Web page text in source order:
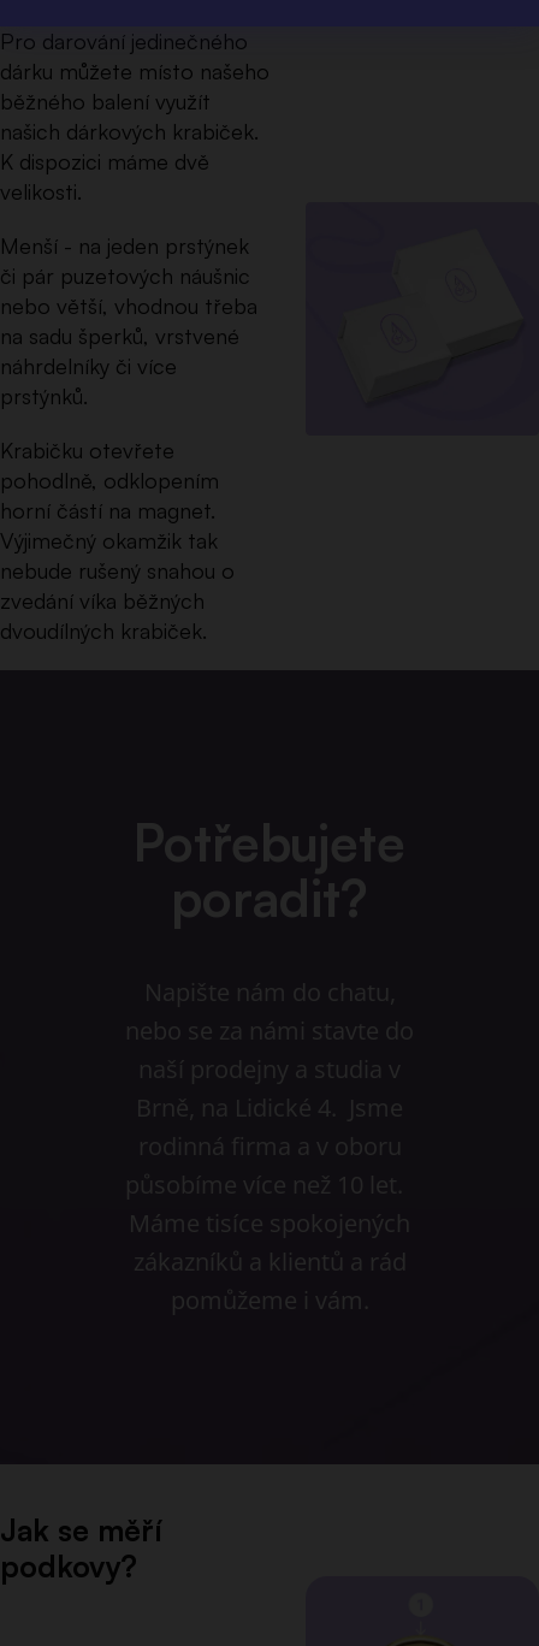
Pro darování jedinečného
dárku můžete místo našeho
běžného balení využít
našich dárkových krabiček.
K dispozici máme dvě
velikosti.
Menší - na jeden prstýnek
či pár puzetových náušnic
nebo větší, vhodnou třeba
na sadu šperků, vrstvené
náhrdelníky či více
prstýnků.
Krabičku otevřete
pohodlně, odklopením
horní částí na magnet.
Výjimečný okamžik tak
nebude rušený snahou o
zvedání víka běžných
dvoudílných krabiček.
Potřebujete
poradit?
Napište nám do chatu,
nebo se za námi stavte do
naší prodejny a studia v
Brně, na Lidické 4. Jsme
rodinná firma a v oboru
působíme více než 10 let.
Máme tisíce spokojených
zákazníků a klientů a rád
pomůžeme i vám.
Jak se měří
podkovy?